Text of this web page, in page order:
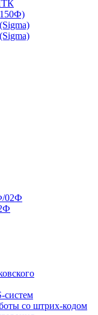
02Ф
систем
со штрих-кодом